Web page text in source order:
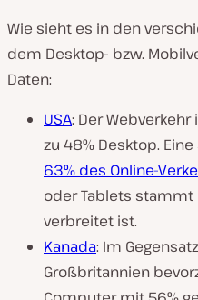
Wie sieht es in den
dem Desktop- bzw.
Daten:
USA: Der
zu 48% Desktop.
63% des Online-
oder Tablets
verbreitet ist.
Kanada: Im
Großbritannien